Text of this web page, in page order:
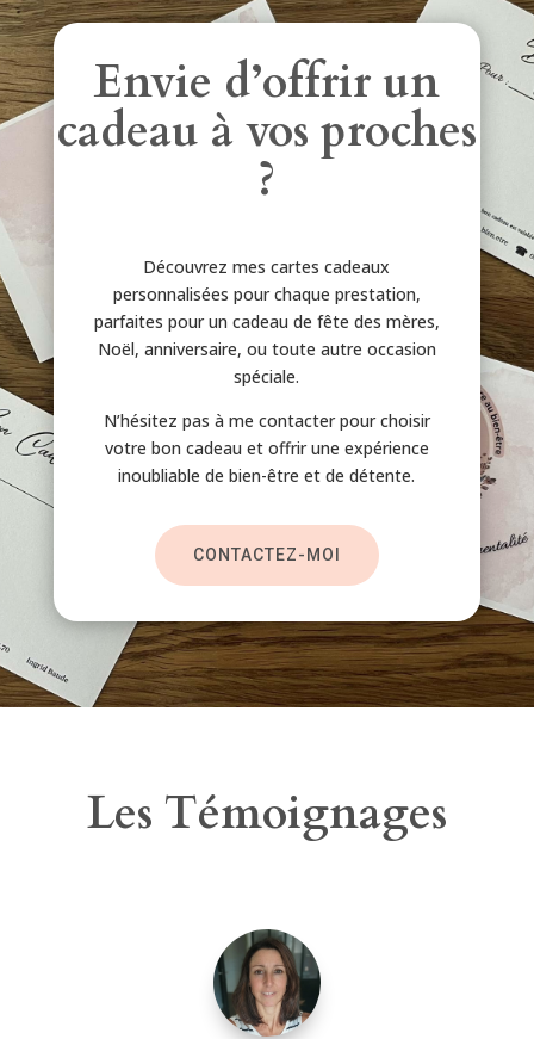
Envie d’offrir un
cadeau à vos proches
?
Découvrez mes cartes cadeaux
personnalisées pour chaque prestation,
parfaites pour un cadeau de fête des mères,
Noël, anniversaire, ou toute autre occasion
spéciale.
N’hésitez pas à me contacter pour choisir
votre bon cadeau et offrir une expérience
inoubliable de bien-être et de détente.
CONTACTEZ-MOI
Les Témoignages